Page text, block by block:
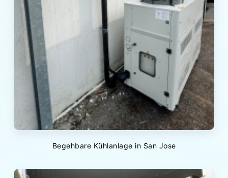
Begehbare Kühlanlage in San Jose